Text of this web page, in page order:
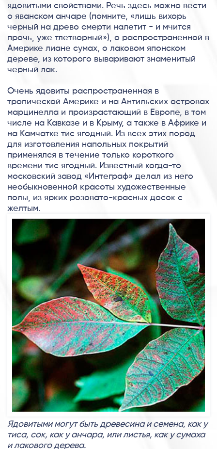
ядовитыми свойствами. Речь здесь можно вести
о яванском анчаре (помните, «лишь вихорь
черный на древо смерти налетит - и мчится
прочь, уже тлетворный»), о распространенной в
Америке лиане сумах, о лаковом японском
дереве, из которого вываривают знаменитый
черный лак.
Очень ядовиты распространенная в
тропической Америке и на Антильских островах
марцинелла и произрастающий в Европе, в том
числе на Кавказе и в Крыму, а также в Африке и
на Камчатке тис ягодный. Из всех этих пород
для изготовления напольных покрытий
применялся в течение только короткого
времени тис ягодный. Известный когда-то
московский завод «Интеграф» делал из него
необыкновенной красоты художественные
полы, из ярких розовато-красных досок с
желтым.
Ядовитыми могут быть древесина и семена, как у
тиса, сок, как у анчара, или листья, как у сумаха
и лакового дерева.